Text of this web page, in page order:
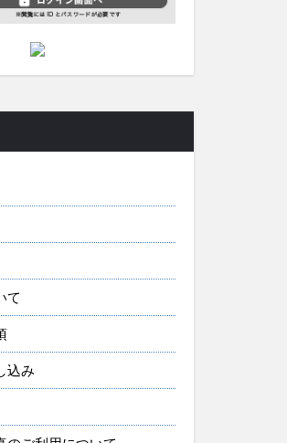
て
込み